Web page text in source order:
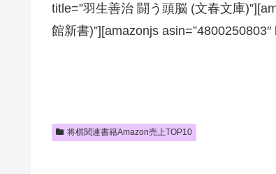
title=”羽生善治 闘う頭脳 (文春文庫
館新書)”][amazonjs
将棋関連書籍Amazon売上TOP10